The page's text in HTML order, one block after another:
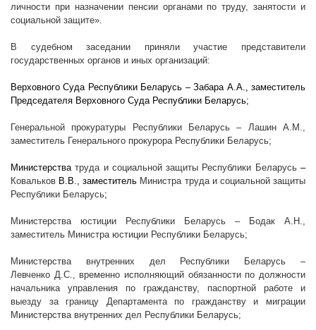
личности при назначении пенсии органами по труду, занятости и
социальной защите».
В судебном заседании приняли участие представители
государственных органов и иных организаций:
Верховного Суда Республики Беларусь – Забара А.А., заместитель
Председателя Верховного Суда Республики Беларусь;
Генеральной прокуратуры Республики Беларусь – Лашин А.М.,
заместитель Генерального прокурора Республики Беларусь;
Министерстватруда исоциальной защиты Республики Беларусь–
Ковальков В.В., заместитель Министра труда исоциальной защиты
Республики Беларусь;
Министерства юстиции Республики Беларусь – Бодак А.Н.,
заместитель Министра юстиции Республики Беларусь;
Министерства внутренних дел Республики Беларусь –
Левченко Д.С., временно исполняющий обязанности по должности
начальника управления по гражданству, паспортной работе и
выезду за границу Департамента по гражданству и миграции
Министерства внутренних дел Республики Беларусь;